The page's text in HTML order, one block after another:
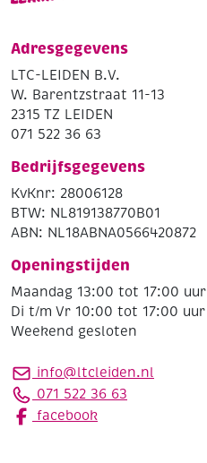
Adresgegevens
LTC-LEIDEN B.V.
W. Barentzstraat 11-13
2315 TZ LEIDEN
071 522 36 63
Bedrijfsgegevens
KvKnr: 28006128
BTW: NL819138770B01
ABN: NL18ABNA0566420872
Openingstijden
Maandag 13:00 tot 17:00 uur
Di t/m Vr 10:00 tot 17:00 uur
Weekend gesloten
info@ltcleiden.nl
071 522 36 63
facebook